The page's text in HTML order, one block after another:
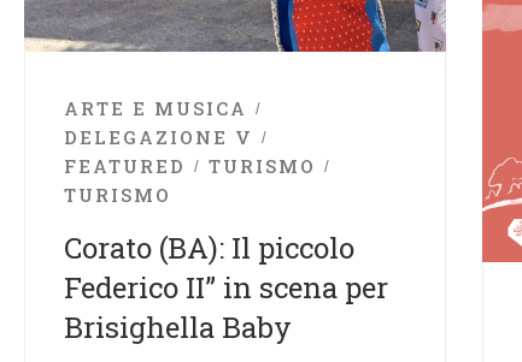
ARTE E MUSICA
DELEGAZIONE V
FEATURED
TURISMO
TURISMO
Corato (BA): Il piccolo
Federico II” in scena per
Brisighella Baby